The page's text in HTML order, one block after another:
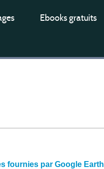
Ebooks gratuits
fournies par Google Earth